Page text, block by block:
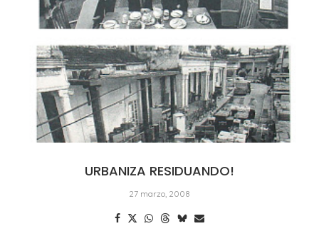
URBANIZA RESIDUANDO!
27 marzo, 2008